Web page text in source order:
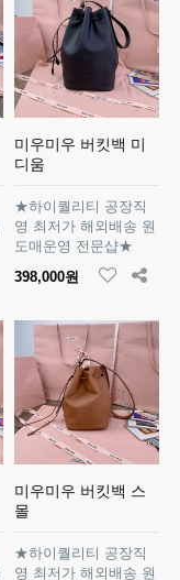
미우미우 버킷백 미
디움
★하이퀄리티 공장직
영 최저가 해외배송 원
도매운영 전문샵★
398,000원
미우미우 버킷백 스
몰
★하이퀄리티 공장직
영 최저가 해외배송 원